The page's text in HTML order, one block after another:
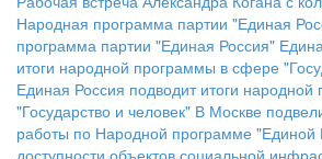
Народная программа партии "Единая
программа партии "Единая Россия"
итоги народной программы в сфере
Единая Россия подводит итоги
"Государство и человек" В Москве
работы по Народной программе "Единой